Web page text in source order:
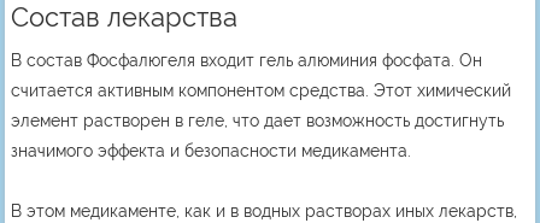
Состав лекарства
В состав Фосфалюгеля входит гель алюминия фосфата. Он
считается активным компонентом средства. Этот химический
элемент растворен в геле, что дает возможность достигнуть
значимого эффекта и безопасности медикамента.
В этом медикаменте, как и в водных растворах иных лекарств,